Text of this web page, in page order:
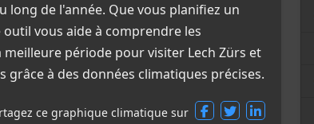
de l'année. Que vous planifiez un
vous aide à comprendre les
période pour visiter Lech Zürs et
grâce à des données climatiques précises.
ce graphique climatique sur